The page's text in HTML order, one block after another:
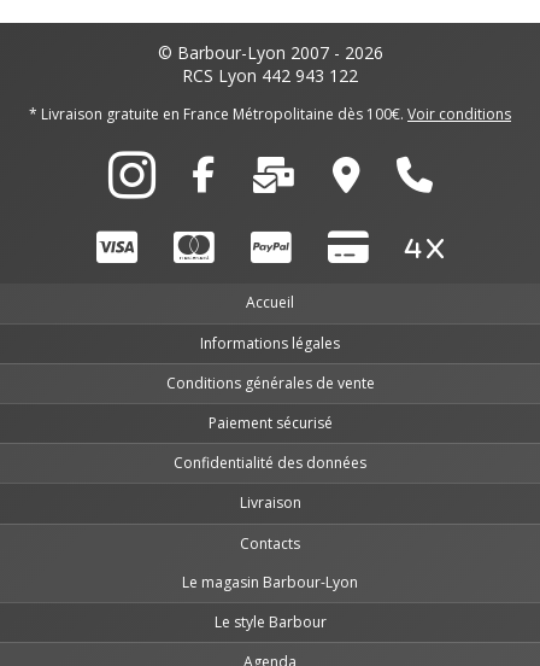
© Barbour-Lyon 2007 - 2026
RCS Lyon 442 943 122
* Livraison gratuite en France Métropolitaine dès 100€. Voir conditions
Accueil
Informations légales
Conditions générales de vente
Paiement sécurisé
Confidentialité des données
Livraison
Contacts
Le magasin Barbour-Lyon
Le style Barbour